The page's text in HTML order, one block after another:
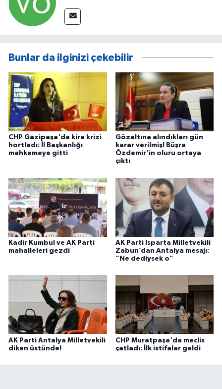
Bunlar da ilginizi çekebilir
CHP Gazipaşa'da kira krizi
hortladı: İl Başkanlığı
mahkemeye gitti
Gözaltına alındıkları gün
karar verilmiş! Büşra
Özdemir'in oluru ortaya
çıktı
Kadir Kumbul ve AK Parti
mahalleleri gezdi
AK Parti Isparta Milletvekili
Zabun’dan Antalya mesajı:
“Ne dediysek o”
AK Parti Antalya Milletvekili
diken üstünde!
CHP Muratpaşa'da meclis
çatladı: İlk istifalar geldi